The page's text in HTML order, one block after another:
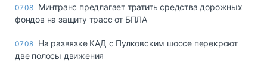
07.08 Минтранс предлагает тратить средства дорожных
фондов на защиту трасс от БПЛА
07.08 На развязке КАД с Пулковским шоссе перекроют
две полосы движения